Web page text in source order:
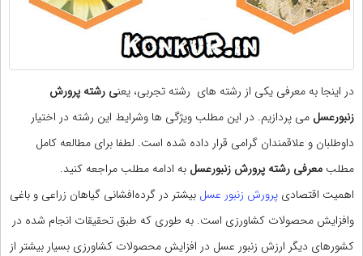
در اینجا به معرفی یکی از رشته های رشته تجربی، یعنی رشته پرورش
زنبورعسل می پردازیم. در این مطلب ویژگی ها وشرایط این رشته در اختیار
داوطلبان و علاقمندان گرامی قرار داده شده است. لطفا برای مطالعه کامل
مطلب معرفی رشته پرورش زنبورعسل به ادامه مطلب مراجعه کنید.
اهمیت اقتصادی پرورش زنبور عسل بیشتر در گرده‌افشانی گیاهان زراعی و باغی
وافزایش محصولات کشاورزی است. به طوری که طبق تحقیقات انجام شده در
کشورهای دیگر ارزش زنبور عسل در افزایش محصولات کشاورزی بسیار بیشتر از